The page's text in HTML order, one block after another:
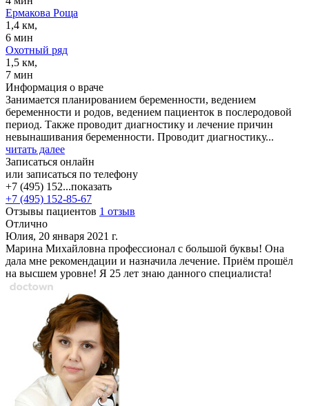
Ермакова Роща
1,4 км,
6 мин
Охотный ряд
1,5 км,
7 мин
Информация о враче
Занимается планированием беременности, ведением
беременности и родов, ведением пациенток в послеродовой
период. Также проводит диагностику и лечение причин
невынашивания беременности. Проводит диагностику...
читать далее
Записаться онлайн
или записаться по телефону
+7 (495) 152...показать
+7 (495) 152-85-67
Отзывы пациентов 1 отзыв
Отлично
Юлия, 20 января 2021 г.
Марина Михайловна профессионал с большой буквы! Она
дала мне рекомендации и назначила лечение. Приём прошёл
на высшем уровне! Я 25 лет знаю данного специалиста!